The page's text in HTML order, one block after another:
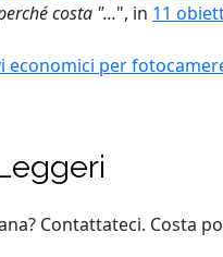
costa "...", in 11
economici per
Contattateci. Costa